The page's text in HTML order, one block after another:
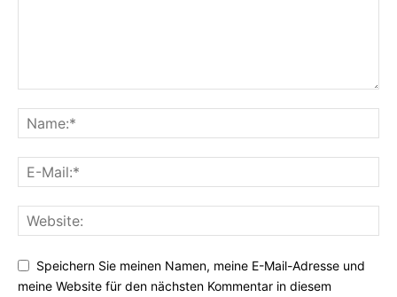
Speichern Sie meinen Namen, meine E-Mail-Adresse und
meine Website für den nächsten Kommentar in diesem